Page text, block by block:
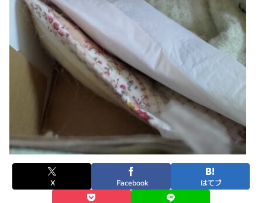
X Facebook はてブ